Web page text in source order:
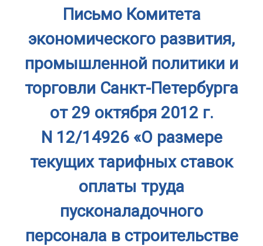
Письмо Комитета
экономического развития,
промышленной политики и
торговли Санкт-Петербурга
от 29 октября 2012 г.
N 12/14926 «О размере
текущих тарифных ставок
оплаты труда
пусконаладочного
персонала в строительстве